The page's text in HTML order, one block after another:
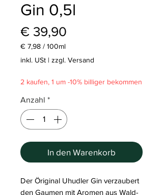
Gin 0,5l
€ 39,90
€ 7,98 / 100ml
€ 7,98
Milliliter
inkl. USt | zzgl. Versand
2 kaufen, 1 um -10% billiger bekommen
Anzahl *
In den Warenkorb
Der Öriginal Uhudler Gin verzaubert
den Gaumen mit Aromen aus Wald-